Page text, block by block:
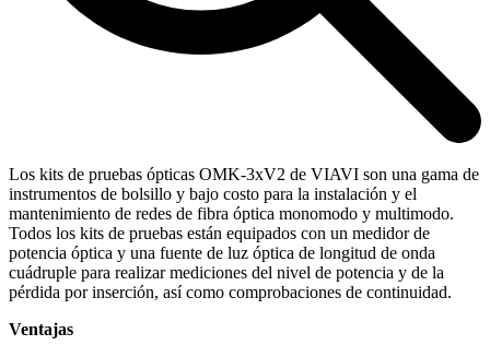
Los kits de pruebas ópticas OMK-3xV2 de VIAVI son una gama de
instrumentos de bolsillo y bajo costo para la instalación y el
mantenimiento de redes de fibra óptica monomodo y multimodo.
Todos los kits de pruebas están equipados con un medidor de
potencia óptica y una fuente de luz óptica de longitud de onda
cuádruple para realizar mediciones del nivel de potencia y de la
pérdida por inserción, así como comprobaciones de continuidad.
Ventajas